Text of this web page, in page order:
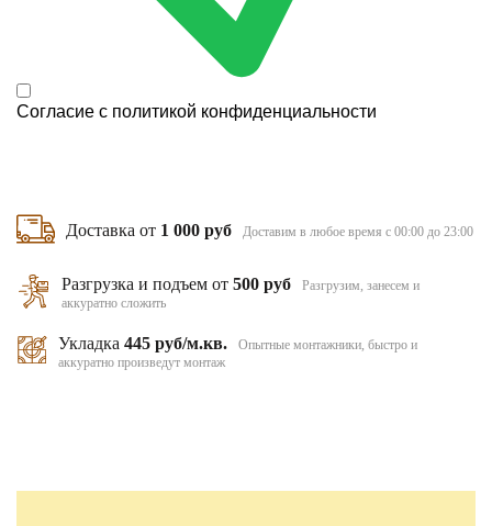
Согласие с политикой конфиденциальности
Доставка от 1 000 руб Доставим в любое время с 00:00 до 23:00
Разгрузка и подъем от500 руб
Разгрузим, занесем и
аккуратно сложить
Укладка 445 руб/м.кв.
Опытные монтажники, быстро и
аккуратно произведут монтаж